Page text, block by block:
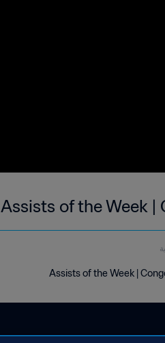
Assists of the Week |
Assists of the Week |